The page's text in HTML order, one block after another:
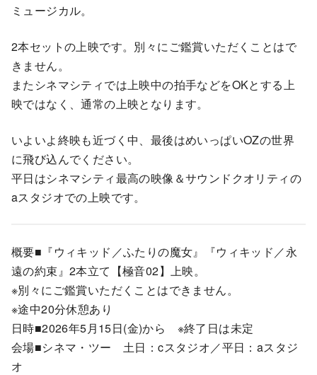
ミュージカル。
2本セットの上映です。別々にご鑑賞いただくことはで
きません。
またシネマシティでは上映中の拍手などをOKとする上
映ではなく、通常の上映となります。
いよいよ終映も近づく中、最後はめいっぱいOZの世界
に飛び込んでください。
平日はシネマシティ最高の映像＆サウンドクオリティの
aスタジオでの上映です。
概要■『ウィキッド／ふたりの魔女』『ウィキッド／永
遠の約束』2本立て【極音02】上映。
※別々にご鑑賞いただくことはできません。
※途中20分休憩あり
日時■2026年5月15日(金)から ※終了日は未定
会場■シネマ・ツー 土日：cスタジオ／平日：aスタジ
オ